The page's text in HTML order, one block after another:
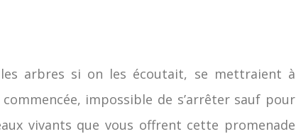
arbres si on les écoutait, se mettraient à
impossible de s’arrêter sauf pour
vivants que vous offrent cette promenade